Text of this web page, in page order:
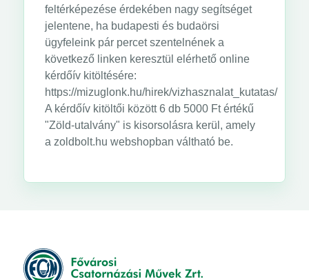
feltérképezése érdekében nagy segítséget
jelentene, ha budapesti és budaörsi
ügyfeleink pár percet szentelnének a
következő linken keresztül elérhető online
kérdőív kitöltésére:
https://mizuglonk.hu/hirek/vizhasznalat_kutatas/
A kérdőív kitöltői között 6 db 5000 Ft értékű
"Zöld-utalvány" is kisorsolásra kerül, amely
a zoldbolt.hu webshopban váltható be.